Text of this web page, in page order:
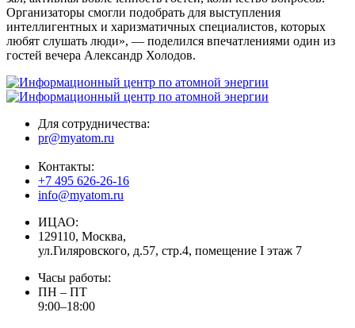
Организаторы смогли подобрать для выступления
интеллигентных и харизматичных специалистов, которых
любят слушать люди», — поделился впечатлениями один из
гостей вечера Александр Холодов.
Для сотрудничества:
pr@myatom.ru
Контакты:
+7 495 626-26-16
info@myatom.ru
ИЦАО:
129110, Москва,
ул.Гиляровского, д.57, стр.4, помещение I этаж 7
Часы работы:
ПН – ПТ
9:00–18:00